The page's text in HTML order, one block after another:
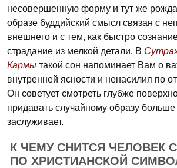
несовершенную форму и тут же
образе буддийский смысл связан с
внешнего и с тем, как быстро
страдание из мелкой детали. В
Кармы такой сон напоминает Вам о
внутренней ясности и ненасилия по
Он советует смотреть глубже
придавать случайному образу
заслуживает.
К ЧЕМУ СНИТСЯ ЧЕЛОВЕК
ПО ХРИСТИАНСКОЙ